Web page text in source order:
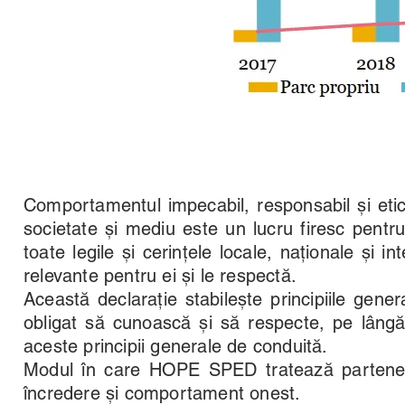
Comportamentul impecabil, responsabil și
societate și mediu este un lucru firesc
toate legile și cerințele locale, naționale și
relevante pentru ei și le respectă.
Această declarație stabilește principiile
obligat să cunoască și să respecte, pe
aceste principii generale de conduită.
Modul în care HOPE SPED tratează
încredere și comportament onest.